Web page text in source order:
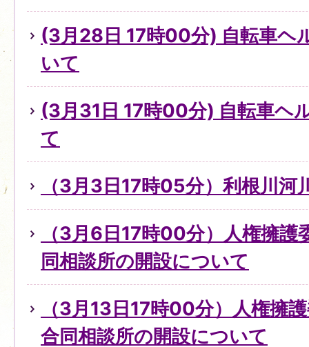
(3月28日 17時00分) 自転車ヘ
いて
(3月31日 17時00分) 自転車ヘ
て
（3月3日17時05分）利根川
（3月6日17時00分）人権擁護
同相談所の開設について
（3月13日17時00分）人権擁
合同相談所の開設について